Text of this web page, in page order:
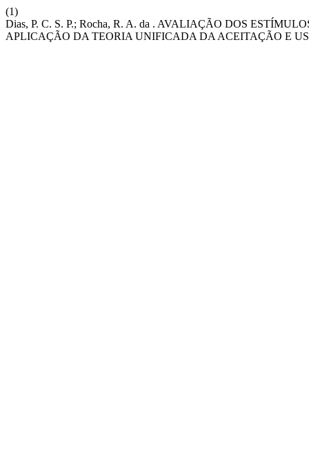
(1)
Dias, P. C. S. P.; Rocha, R. A. da . AVALIAÇÃO DOS
APLICAÇÃO DA TEORIA UNIFICADA DA ACEITAÇÃO E